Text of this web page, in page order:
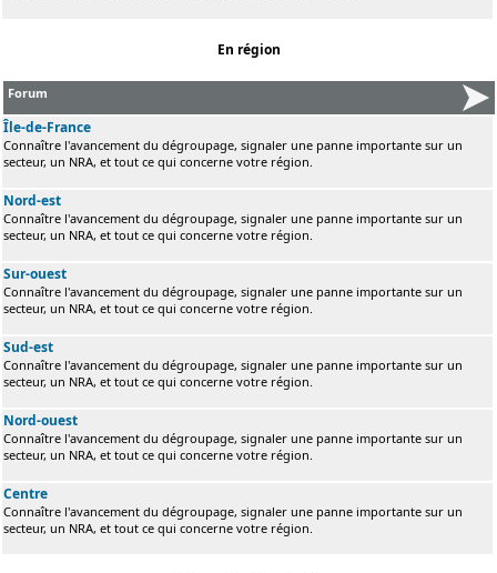
En région
Forum
Île-de-France
Connaître l'avancement du dégroupage, signaler une panne importante sur un
secteur, un NRA, et tout ce qui concerne votre région.
Nord-est
Connaître l'avancement du dégroupage, signaler une panne importante sur un
secteur, un NRA, et tout ce qui concerne votre région.
Sur-ouest
Connaître l'avancement du dégroupage, signaler une panne importante sur un
secteur, un NRA, et tout ce qui concerne votre région.
Sud-est
Connaître l'avancement du dégroupage, signaler une panne importante sur un
secteur, un NRA, et tout ce qui concerne votre région.
Nord-ouest
Connaître l'avancement du dégroupage, signaler une panne importante sur un
secteur, un NRA, et tout ce qui concerne votre région.
Centre
Connaître l'avancement du dégroupage, signaler une panne importante sur un
secteur, un NRA, et tout ce qui concerne votre région.